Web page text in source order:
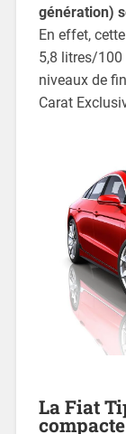
génération)
En effet,
5,8 litres/100
niveaux de
Carat
La Fiat
compacte